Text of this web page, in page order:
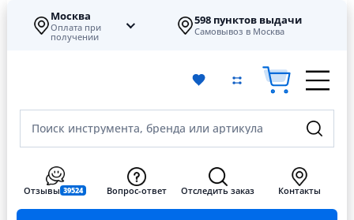
Москва
Оплата при
получении
598 пунктов выдачи
Самовывоз в Москва
Поиск инструмента, бренда или артикула
Отзывы 39524 Вопрос-ответ Отследить заказ Контакты